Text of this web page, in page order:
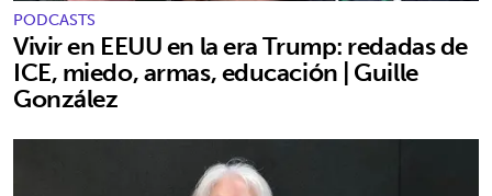
PODCASTS
Vivir en EEUU en la era Trump: redadas de
ICE, miedo, armas, educación | Guille
González